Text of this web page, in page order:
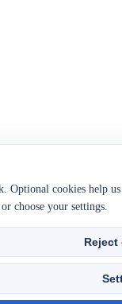
Optional cookies help
choose your settings.